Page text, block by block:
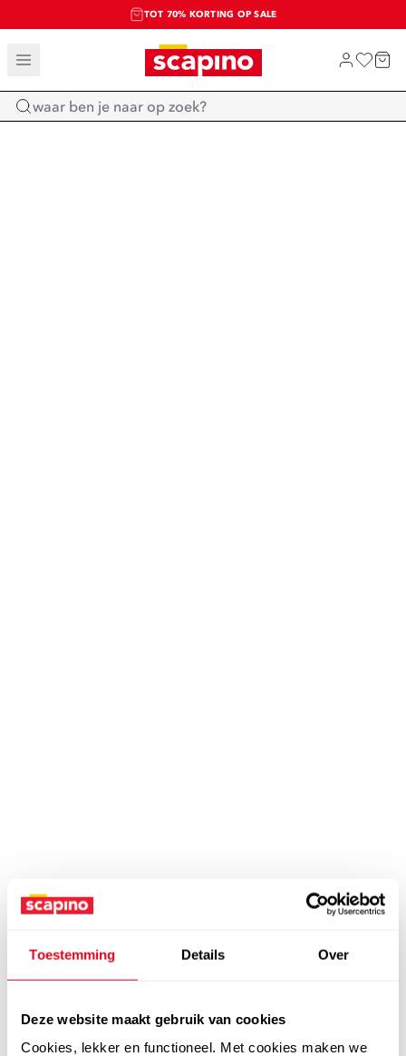
Toestemming Details Over
Deze website maakt gebruik van cookies
Cookies, lekker en functioneel. Met cookies maken we
TOT 70% KORTING OP SALE
SALE: LAATSTE KANS!
SHOP NIEUW
Home